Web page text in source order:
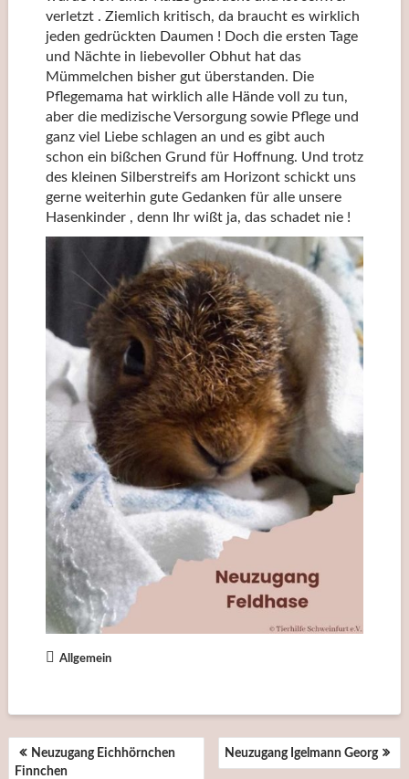
verletzt . Ziemlich kritisch, da braucht es wirklich
jeden gedrückten Daumen ! Doch die ersten Tage
und Nächte in liebevoller Obhut hat das
Mümmelchen bisher gut überstanden. Die
Pflegemama hat wirklich alle Hände voll zu tun,
aber die medizische Versorgung sowie Pflege und
ganz viel Liebe schlagen an und es gibt auch
schon ein bißchen Grund für Hoffnung. Und trotz
des kleinen Silberstreifs am Horizont schickt uns
gerne weiterhin gute Gedanken für alle unsere
Hasenkinder , denn Ihr wißt ja, das schadet nie !
Allgemein
BEITRAGSNAVIGATION
Neuzugang Eichhörnchen
Finnchen
Neuzugang Igelmann Georg